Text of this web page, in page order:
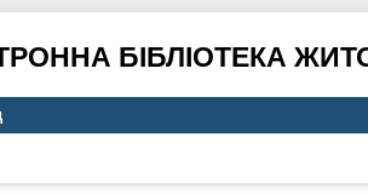
БІБЛІОТЕКА